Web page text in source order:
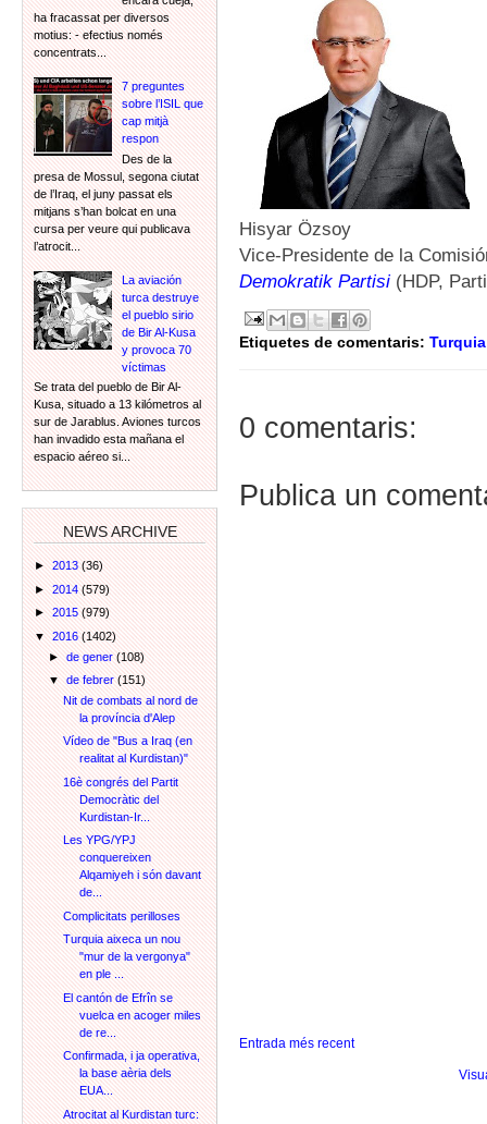
ha fracassat per diversos
motius: - efectius només
concentrats...
7 preguntes
sobre l’ISIL que
cap mitjà
respon
Des de la
presa de Mossul, segona ciutat
de l’Iraq, el juny passat els
mitjans s’han bolcat en una
cursa per veure qui publicava
l’atrocit...
La aviación
turca destruye
el pueblo sirio
de Bir Al-Kusa
y provoca 70
víctimas
Se trata del pueblo de Bir Al-
Kusa, situado a 13 kilómetros al
sur de Jarablus. Aviones turcos
han invadido esta mañana el
espacio aéreo si...
NEWS ARCHIVE
►2013(36)
►2014(579)
►2015(979)
▼2016(1402)
►de gener(108)
▼de febrer(151)
Nit de combats al nord de
la província d'Alep
Vídeo de "Bus a Iraq (en
realitat al Kurdistan)"
16è congrés del Partit
Democràtic del
Kurdistan-Ir...
Les YPG/YPJ
conquereixen
Alqamiyeh i són davant
de...
Complicitats perilloses
Turquia aixeca un nou
"mur de la vergonya"
en ple ...
El cantón de Efrîn se
vuelca en acoger miles
de re...
Confirmada, i ja operativa,
la base aèria dels
EUA...
Atrocitat al Kurdistan turc:
Hisyar Özsoy
Vice-Presidente de la
Demokratik Partisi (HDP,
Etiquetes de comentaris: Turquia
0 comentaris:
Publica un
Entrada més recent